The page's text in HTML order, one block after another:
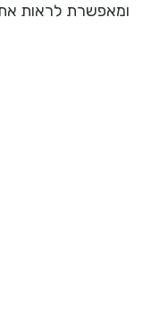
ומאפשרת לראות את